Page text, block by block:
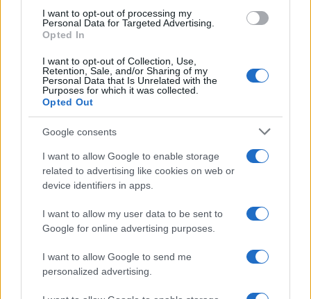
I want to opt-out of processing my
Personal Data for Targeted Advertising.
Opted In
I want to opt-out of Collection, Use,
Retention, Sale, and/or Sharing of my
Personal Data that Is Unrelated with the
Purposes for which it was collected.
Opted Out
Google consents
I want to allow Google to enable storage
related to advertising like cookies on web or
device identifiers in apps.
I want to allow my user data to be sent to
Google for online advertising purposes.
I want to allow Google to send me
personalized advertising.